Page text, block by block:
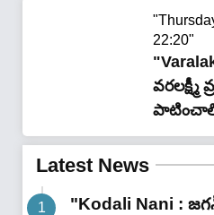
??"
22:20"
Latest News
"Kodali Nani :